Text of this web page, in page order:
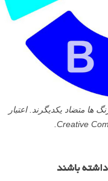
ها متضاد یکدیگرند. اعتبار
باشند